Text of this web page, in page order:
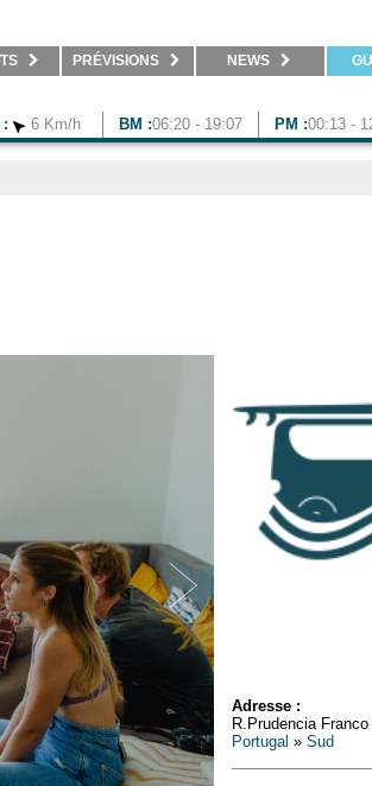
PRÉVISIONS NEWS
: 6 Km/h BM :06:20 - 19:07 PM :00:13 -
Adresse :
R.Prudencia
Portugal » Sud